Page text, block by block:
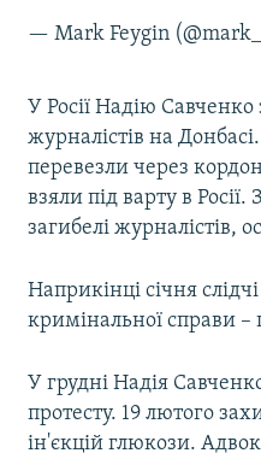
— Mark Feygin
​У Росії Надію
журналістів на
перевезли через
взяли під варту в
загибелі журналістів,
Наприкінці січня
кримінальної справи
У грудні Надія
протесту. 19 лютого
ін'єкцій глюкози.